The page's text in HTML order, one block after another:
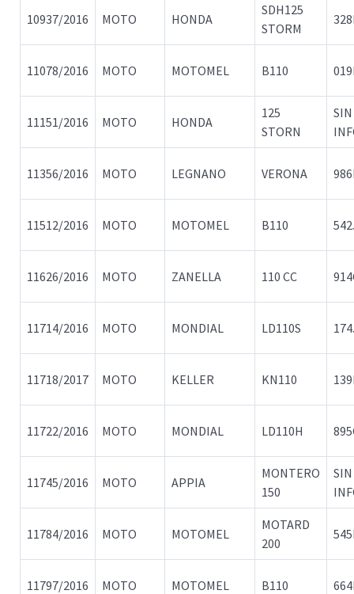
10937/2016 MOTO HONDA
SDH125
STORM
11078/2016 MOTO MOTOMEL B110
11151/2016 MOTO HONDA
125
STORN
SIN
11356/2016 MOTO LEGNANO VERONA
11512/2016 MOTO MOTOMEL B110
11626/2016 MOTO ZANELLA 110 CC
11714/2016 MOTO MONDIAL LD110S
11718/2017 MOTO KELLER KN110
11722/2016 MOTO MONDIAL LD110H
11745/2016 MOTO APPIA
MONTERO
150
SIN
11784/2016 MOTO MOTOMEL
MOTARD
200
11797/2016 MOTO MOTOMEL B110